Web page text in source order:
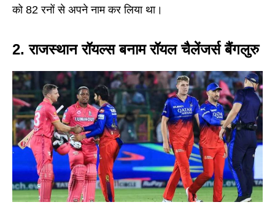
को 82 रनों से अपने नाम कर लिया था।
2. राजस्थान रॉयल्स बनाम रॉयल चैलेंजर्स बैंगलुरु